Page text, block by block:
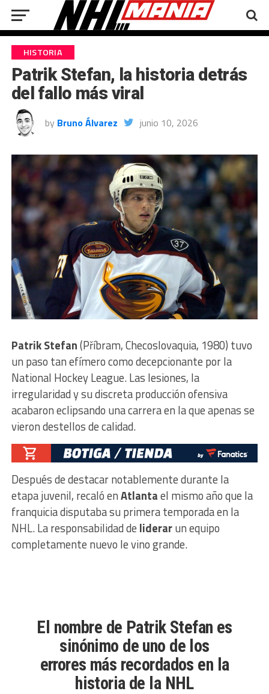
HISTORIA
Patrik Stefan, la historia detrás
del fallo más viral
by Bruno Álvarez junio 10, 2026
Patrik Stefan(Příbram, Checoslovaquia, 1980) tuvo
un paso tan efímero como decepcionante por la
National Hockey League. Las lesiones, la
irregularidad y su discreta producción ofensiva
acabaron eclipsando una carrera en la que apenas se
vieron destellos de calidad.
Después de destacar notablemente durante la
etapa juvenil, recaló enAtlantael mismo año que la
franquicia disputaba su primera temporada en la
NHL. La responsabilidad de liderarun equipo
completamente nuevo le vino grande.
El nombre de Patrik Stefan es
sinónimo de uno de los
errores más recordados en la
historia de la NHL